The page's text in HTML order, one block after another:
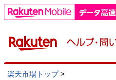
楽天市場トップ>